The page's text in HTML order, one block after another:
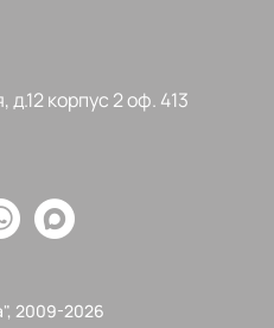
корпус 2 оф. 413
2009-2026